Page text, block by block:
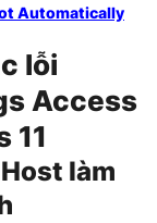
Automatically
lỗi
Access
11
làm